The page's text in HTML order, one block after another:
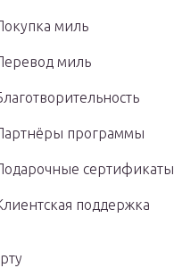
миль
миль
программы
сертификаты
поддержка